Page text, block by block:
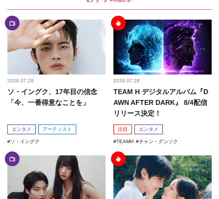
2026.07.28
ソ・イングク、17年目の信念
「今、一番得意なことを」
エンタメ アーティスト
ソ・イングク
2026.07.28
TEAM H デジタルアルバム『D
AWN AFTER DARK』 8/4配信
リリース決定！
注目 エンタメ
TEAMH チャン・グンソク